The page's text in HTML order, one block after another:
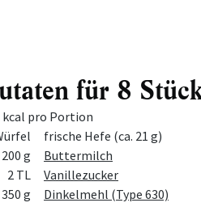
für 8
kcal pro Portion
Zutatfrische Hefe (ca. 21 g)
200 g
Buttermilch
2 TL
Vanillezucker
350 g
Dinkelmehl (Type 630)